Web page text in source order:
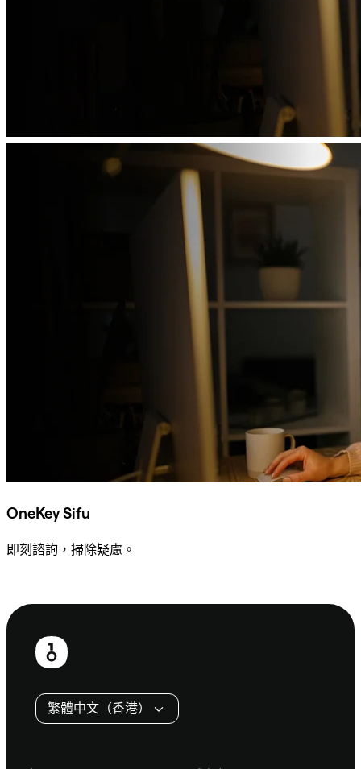
OneKey Sifu
即刻諮詢，掃除疑慮。
頁
繁體中文（香港）